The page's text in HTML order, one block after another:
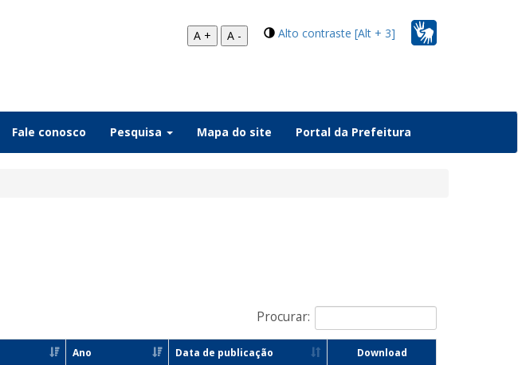
Alto contraste [Alt + 3]
A + A -
Fale conosco Pesquisa Mapa do site Portal da Prefeitura
Procurar:
Ano Data de publicação Download